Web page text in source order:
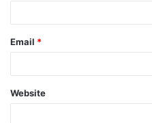
Email *
Website